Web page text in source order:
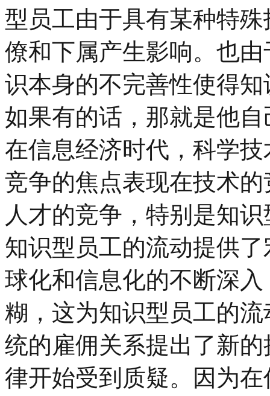
型员工由于具有某种特
僚和下属产生影响。也
识本身的不完善性使得
如果有的话，那就是
在信息经济时代，科学
竞争的焦点表现在技术
人才的竞争，特别是知
知识型员工的流动提供
球化和信息化的不断深
糊，这为知识型员工的
统的雇佣关系提出了新
律开始受到质疑。因为